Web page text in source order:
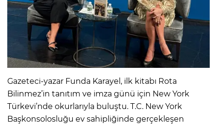
Gazeteci-yazar Funda Karayel, ilk kitabı Rota
Bilinmez’in tanıtım ve imza günü için New York
Türkevi’nde okurlarıyla buluştu. T.C. New York
Başkonsolosluğu ev sahipliğinde gerçekleşen